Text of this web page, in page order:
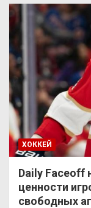
ХОККЕЙ
Daily Faceoff
ценности
свободных